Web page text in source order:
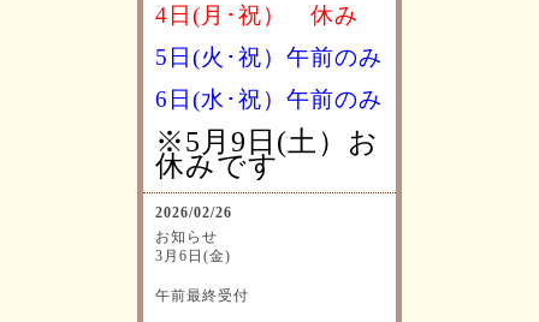
4日(月･祝） 休み
5日(火･祝）午前のみ
6日(水･祝） 午前のみ
※5月9日(土）お
休みです
2026/02/26
お知らせ
3月6日(金)
午前最終受付